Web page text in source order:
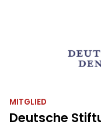
MITGLIED
Deutsche